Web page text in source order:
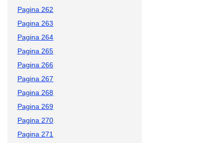
Pagina 262
Pagina 263
Pagina 264
Pagina 265
Pagina 266
Pagina 267
Pagina 268
Pagina 269
Pagina 270
Pagina 271